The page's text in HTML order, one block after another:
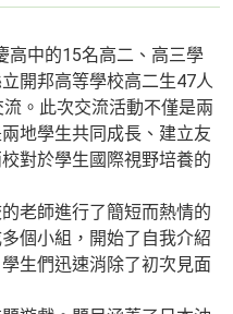
高中的15名高二、高三學
開邦高等學校高二生47人
。此次交流活動不僅是兩
地學生共同成長、建立友
對於學生國際視野培養的
老師進行了簡短而熱情的
個小組，開始了自我介紹
生們迅速消除了初次見面